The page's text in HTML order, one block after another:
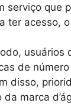
serviço que
ter acesso,
usuários
de
disso,
da marca